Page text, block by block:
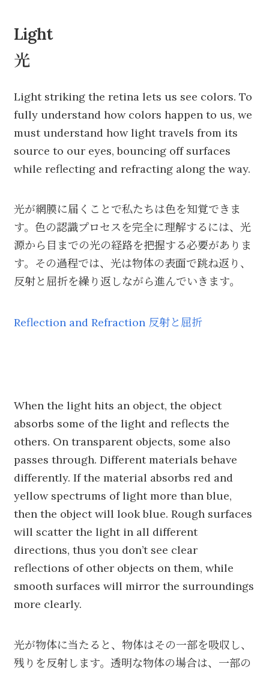
Light
光
Light striking the retina lets us see colors. To
fully understand how colors happen to us, we
must understand how light travels from its
source to our eyes, bouncing off surfaces
while reflecting and refracting along the way.
光が網膜に届くことで私たちは色を知覚できま
す。色の認識プロセスを完全に理解するには、光
源から目までの光の経路を把握する必要がありま
す。その過程では、光は物体の表面で跳ね返り、
反射と屈折を繰り返しながら進んでいきます。
Reflection and Refraction 反射と屈折
When the light hits an object, the object
absorbs some of the light and reflects the
others. On transparent objects, some also
passes through. Different materials behave
differently. If the material absorbs red and
yellow spectrums of light more than blue,
then the object will look blue. Rough surfaces
will scatter the light in all different
directions, thus you don’t see clear
reflections of other objects on them, while
smooth surfaces will mirror the surroundings
more clearly.
光が物体に当たると、物体はその一部を吸収し、
残りを反射します。透明な物体の場合は、一部の